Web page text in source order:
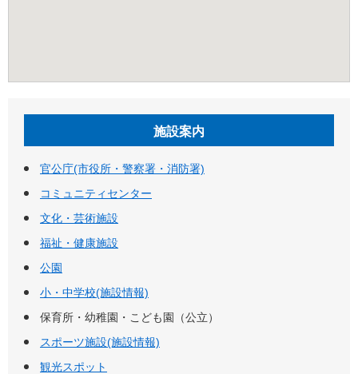
施設案内
官公庁(市役所・警察署・消防署)
コミュニティセンター
文化・芸術施設
福祉・健康施設
公園
小・中学校(施設情報)
保育所・幼稚園・こども園（公立）
スポーツ施設(施設情報)
観光スポット